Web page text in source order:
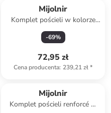
Mijolnir
Komplet pościeli w kolorze
jasnoróżowym
-69%
72,95 zł
Cena producenta: 239,21 zł*
Mijolnir
Komplet pościeli renforcé w